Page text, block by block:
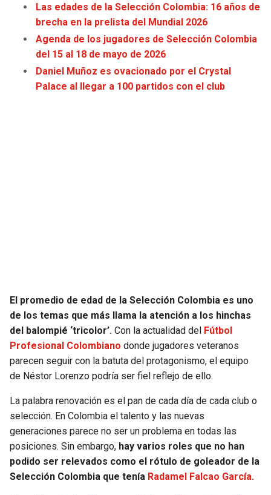
TITANS
COWBOYS
GIANTS
BEARS
VIKINGS
FALCONS
PANTHERS
WARRIORS
CLIPPERS
LAKERS
SPURS
NUGGETS
THUNDER
TRAIL BLAZERS
JAZZ
Las edades de la Selección Colombia: 16 años de
brecha en la prelista del Mundial 2026
Agenda de los jugadores de Selección Colombia
del 15 al 18 de mayo de 2026
Daniel Muñoz es ovacionado por el Crystal
Palace al llegar a 100 partidos con el club
El promedio de edad de la Selección Colombia es uno
de los temas que más llama la atención a los hinchas
del balompié ‘tricolor’. Con la actualidad del Fútbol
Profesional Colombiano donde jugadores veteranos
parecen seguir con la batuta del protagonismo, el equipo
de Néstor Lorenzo podría ser fiel reflejo de ello.
La palabra renovación es el pan de cada día de cada club o
selección. En Colombia el talento y las nuevas
generaciones parece no ser un problema en todas las
posiciones. Sin embargo, hay varios roles que no han
podido ser relevados como el rótulo de goleador de la
Selección Colombia que tenía Radamel Falcao García.